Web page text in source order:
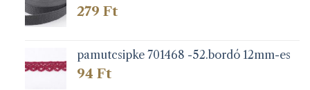
279 Ft
pamutcsipke 701468 -52.bordó 12mm-es
94 Ft